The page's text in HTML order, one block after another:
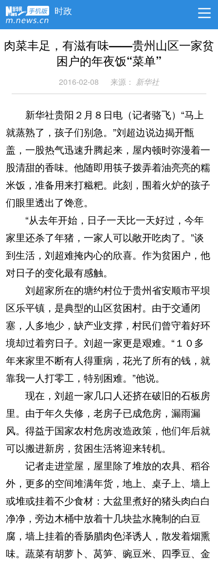
时政
肉菜丰足，有滋有味——贵州山区一家贫
困户的年夜饭“菜单”
2016-02-08 来源： 新华社
新华社贵阳２月８日电（记者骆飞）“马上
就蒸熟了，孩子们别急。”刘超边说边揭开甑
盖，一股热气迅速升腾起来，屋内顿时弥漫着一
股清甜的香味。他随即用筷子拨弄着油亮亮的糯
米饭，准备用来打糍粑。此刻，围着火炉的孩子
们眼里透出了馋意。
“从去年开始，日子一天比一天好过，今年
家里还杀了年猪，一家人可以敞开吃肉了。”谈
到生活，刘超难掩内心的欣喜。作为贫困户，他
对日子的变化最有感触。
刘超家所在的塘约村位于贵州省安顺市平坝
区乐平镇，是典型的山区贫困村。由于交通闭
塞，人多地少，缺产业支撑，村民们曾守着好环
境却过着穷日子。刘超一家更是艰难。“１０多
年来家里不断有人得重病，花光了所有的钱，就
靠我一人打零工，特别困难。”他说。
现在，刘超一家几口人还挤在破旧的石板房
里。由于年久失修，老房子已成危房，漏雨漏
风。得益于国家农村危房改造政策，他们年后就
可以搬进新房，贫困生活将迎来转机。
记者走进堂屋，屋里除了堆放的农具、稻谷
外，更多的空间堆满年货，地上、桌子上、墙上
或堆或挂着不少食材：大盆里煮好的猪头肉白白
净净，旁边木桶中放着十几块盐水腌制的白豆
腐，墙上挂着的香肠腊肉色泽诱人，散发着烟熏
味。蔬菜有胡萝卜、莴笋、豌豆米、四季豆、金